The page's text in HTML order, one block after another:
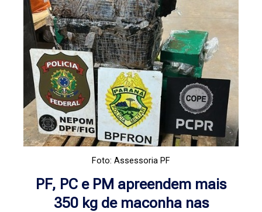
Foto: Assessoria PF
PF, PC e PM apreendem mais
350 kg de maconha nas